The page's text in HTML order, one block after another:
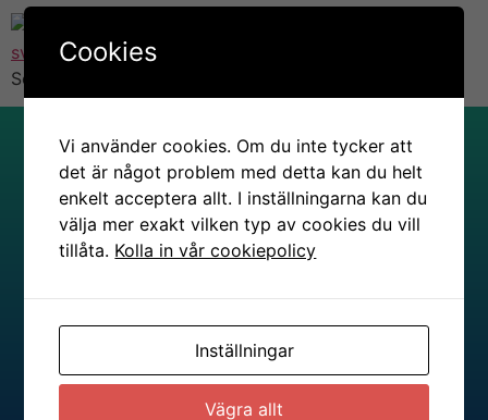
SoftStep mat
Atplast
Oy
Kymenrannantie
Kausala,
Privacy policy
Cookies
Vi använder cookies. Om du inte tycker att
det är något problem med detta kan du helt
enkelt acceptera allt. I inställningarna kan du
välja mer exakt vilken typ av cookies du vill
tillåta. Kolla in vår cookiepolicy
Inställningar
Vägra allt